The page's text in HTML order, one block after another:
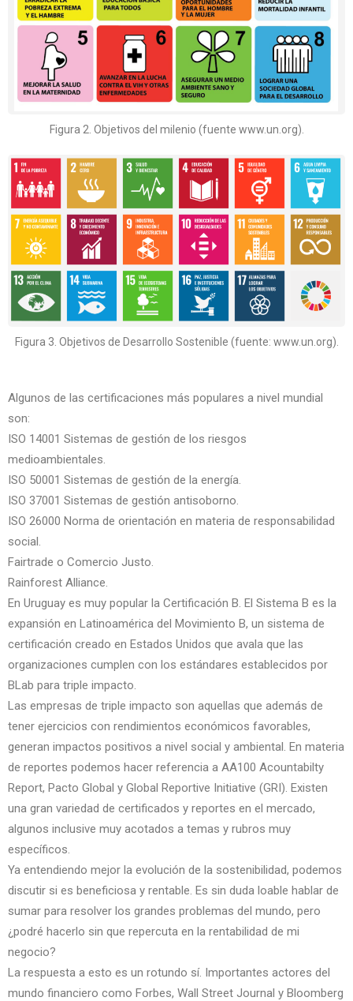
Figura 2. Objetivos del milenio (fuente www.un.org).
Figura 3. Objetivos de Desarrollo Sostenible (fuente: www.un.org).
Algunos de las certificaciones más populares a nivel mundial
son:
ISO 14001 Sistemas de gestión de los riesgos
medioambientales.
ISO 50001 Sistemas de gestión de la energía.
ISO 37001 Sistemas de gestión antisoborno.
ISO 26000 Norma de orientación en materia de responsabilidad
social.
Fairtrade o Comercio Justo.
Rainforest Alliance.
En Uruguay es muy popular la Certificación B. El Sistema B es la
expansión en Latinoamérica del Movimiento B, un sistema de
certificación creado en Estados Unidos que avala que las
organizaciones cumplen con los estándares establecidos por
BLab para triple impacto.
Las empresas de triple impacto son aquellas que además de
tener ejercicios con rendimientos económicos favorables,
generan impactos positivos a nivel social y ambiental. En materia
de reportes podemos hacer referencia a AA100 Acountabilty
Report, Pacto Global y Global Reportive Initiative (GRI). Existen
una gran variedad de certificados y reportes en el mercado,
algunos inclusive muy acotados a temas y rubros muy
específicos.
Ya entendiendo mejor la evolución de la sostenibilidad, podemos
discutir si es beneficiosa y rentable. Es sin duda loable hablar de
sumar para resolver los grandes problemas del mundo, pero
¿podré hacerlo sin que repercuta en la rentabilidad de mi
negocio?
La respuesta a esto es un rotundo sí. Importantes actores del
mundo financiero como Forbes, Wall Street Journal y Bloomberg